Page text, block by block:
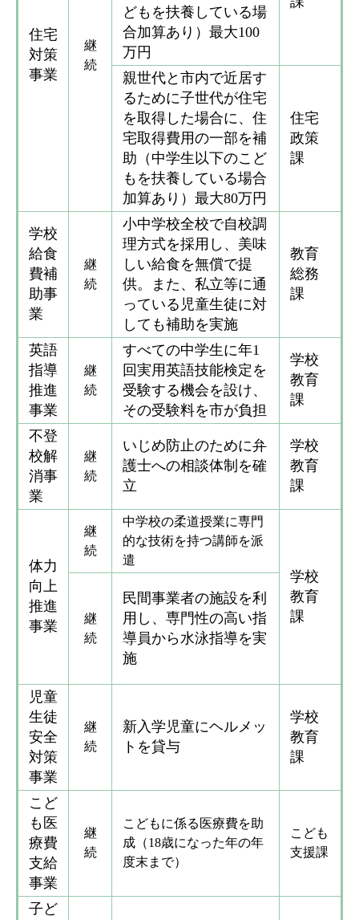
住宅
対策
事業
継
続
どもを扶養している場
合加算あり）最大100
万円
親世代と市内で近居す
るために子世代が住宅
を取得した場合に、住
宅取得費用の一部を補
助（中学生以下のこど
もを扶養している場合
加算あり）最大80万円
住宅
政策
課
学校
給食
費補
助事
業
継
続
小中学校全校で自校調
理方式を採用し、美味
しい給食を無償で提
供。また、私立等に通
っている児童生徒に対
しても補助を実施
教育
総務
課
英語
指導
推進
事業
継
続
すべての中学生に年1
回実用英語技能検定を
受験する機会を設け、
その受験料を市が負担
学校
教育
課
不登
校解
消事
業
継
続
いじめ防止のために弁
護士への相談体制を確
立
学校
教育
課
体力
向上
推進
事業
継
続
中学校の柔道授業に専門
的な技術を持つ講師を派
遣
学校
教育
課
継
続
民間事業者の施設を利
用し、専門性の高い指
導員から水泳指導を実
施
児童
生徒
安全
対策
事業
継
続
新入学児童にヘルメッ
トを貸与
学校
教育
課
こど
も医
療費
支給
事業
継
続
こどもに係る医療費を助
成（18歳になった年の年
度末まで）
こども
支援課
子ど